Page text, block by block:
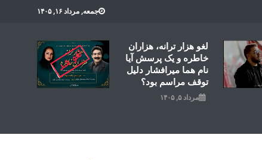
جمعه, مرداد ۱۶, ۱۴۰۵
لغو هزار ترانه، هزاران
خاطره و یک پرسش آیا
نام هما میرافشار دلیل
توقف مراسم بود؟
مرداد ۵, ۱۴۰۵